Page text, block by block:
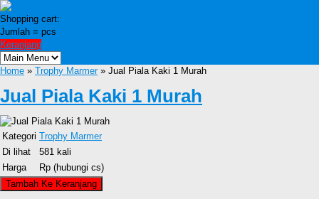
Shopping cart:
Jumlah = pcs
Keranjang
Home » Trophy Marmer» Jual Piala Kaki 1 Murah
Jual Piala Kaki 1 Murah
Kategori Trophy Marmer
Di lihat
581 kali
Harga
Rp (hubungi cs)